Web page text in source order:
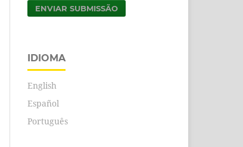
ENVIAR SUBMISSÃO
IDIOMA
English
Español
Português